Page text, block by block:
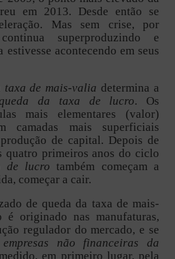
em 2013. Desde então se
Mas sem crise, por
superproduzindo e
estivesse acontecendo em seus
taxa de mais-valia determina a
da taxa de lucro. Os
mais elementares (valor)
camadas mais superficiais
de capital. Depois de
quatro primeiros anos do ciclo
de lucro também começam a
começar a cair.
de queda da taxa de mais-
originado nas manufaturas,
regulador do mercado, e se
empresas não financeiras da
em primeiro lugar, pela